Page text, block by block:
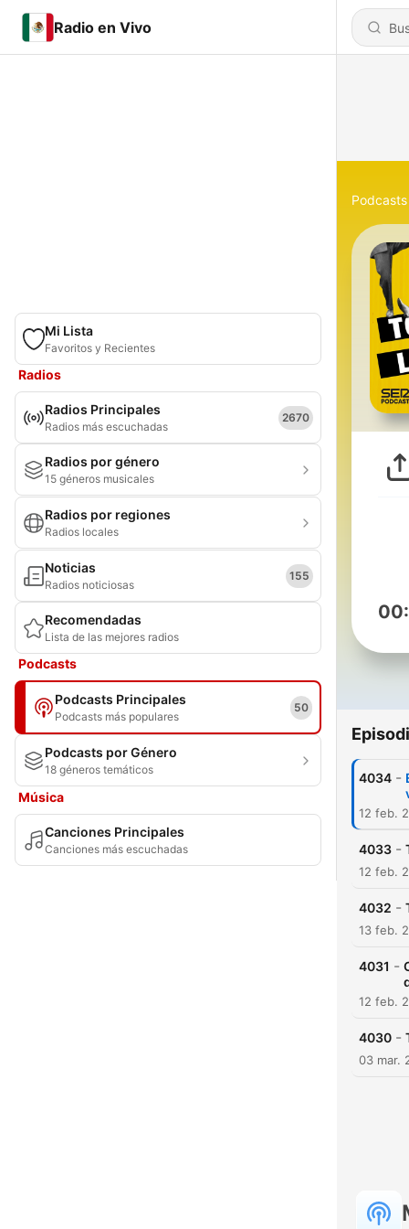
Radio en Vivo
Mi Lista
Favoritos y Recientes
Radios
Radios Principales
Radios más escuchadas
2670
Radios por género
15 géneros musicales
Radios por regiones
Radios locales
Noticias
Radios noticiosas
155
Recomendadas
Lista de las mejores radios
Podcasts
Podcasts Principales
Podcasts más populares
50
Podcasts por Género
18 géneros temáticos
Música
Canciones Principales
Canciones más escuchadas
Podcasts
4034 -
12 feb.
4033 -
12 feb.
4032 -
13 feb.
4031 -
12 feb.
4030 -
03 mar.